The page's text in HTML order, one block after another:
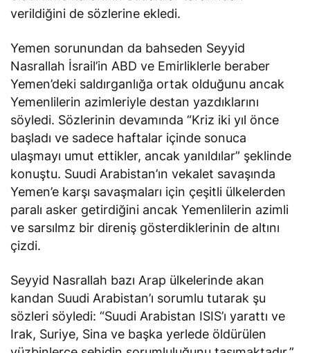
verildiğini de sözlerine ekledi.
Yemen sorunundan da bahseden Seyyid
Nasrallah İsrail’in ABD ve Emirliklerle beraber
Yemen’deki saldırganlığa ortak olduğunu ancak
Yemenlilerin azimleriyle destan yazdıklarını
söyledi. Sözlerinin devamında “Kriz iki yıl önce
başladı ve sadece haftalar içinde sonuca
ulaşmayı umut ettikler, ancak yanıldılar” şeklinde
konuştu. Suudi Arabistan’ın vekalet savaşında
Yemen’e karşı savaşmaları için çeşitli ülkelerden
paralı asker getirdiğini ancak Yemenlilerin azimli
ve sarsılmz bir direniş gösterdiklerinin de altını
çizdi.
Seyyid Nasrallah bazı Arap ülkelerinde akan
kandan Suudi Arabistan’ı sorumlu tutarak şu
sözleri söyledi: “Suudi Arabistan ISIS’ı yarattı ve
Irak, Suriye, Sina ve başka yerlede öldürülen
yüzbinlerce şehidin sorumluluğunu taşımaktadır.”